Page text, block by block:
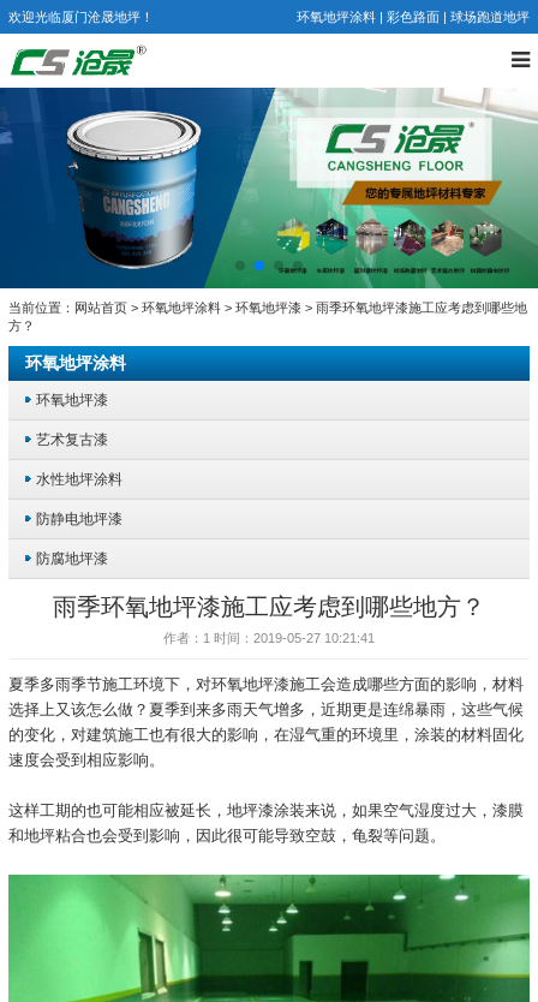
环氧地坪涂料| 彩色路面| 球场跑道地坪
欢迎光临厦门沧晟地坪！
当前位置： 网站首页 >环氧地坪涂料 >环氧地坪漆 > 雨季环氧地坪漆施工应考虑到哪些地
方？
环氧地坪涂料
环氧地坪漆
艺术复古漆
水性地坪涂料
防静电地坪漆
防腐地坪漆
雨季环氧地坪漆施工应考虑到哪些地方？
作者：1 时间：2019-05-27 10:21:41
夏季多雨季节施工环境下，对环氧地坪漆施工会造成哪些方面的影响，材料
选择上又该怎么做？夏季到来多雨天气增多，近期更是连绵暴雨，这些气候
的变化，对建筑施工也有很大的影响，在湿气重的环境里，涂装的材料固化
速度会受到相应影响。
这样工期的也可能相应被延长，地坪漆涂装来说，如果空气湿度过大，漆膜
和地坪粘合也会受到影响，因此很可能导致空鼓，龟裂等问题。